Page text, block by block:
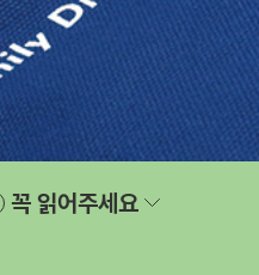
꼭 읽어주세요